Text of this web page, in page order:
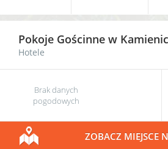
Pokoje Gościnne w
Hotele
Brak danych
pogodowych
ZOBACZ MIEJSCE